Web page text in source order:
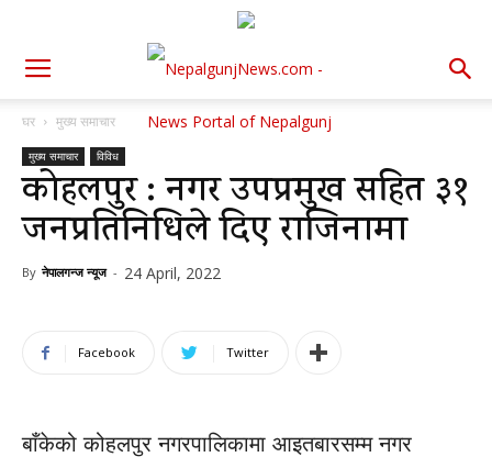
घर मुख्य समाचार
मुख्य समाचार विविध
कोहलपुर : नगर उपप्रमुख सहित ३१
जनप्रतिनिधिले दिए राजिनामा
By नेपालगन्ज न्यूज - 24 April, 2022
Facebook Twitter
बाँकेको कोहलपुर नगरपालिकामा आइतबारसम्म नगर